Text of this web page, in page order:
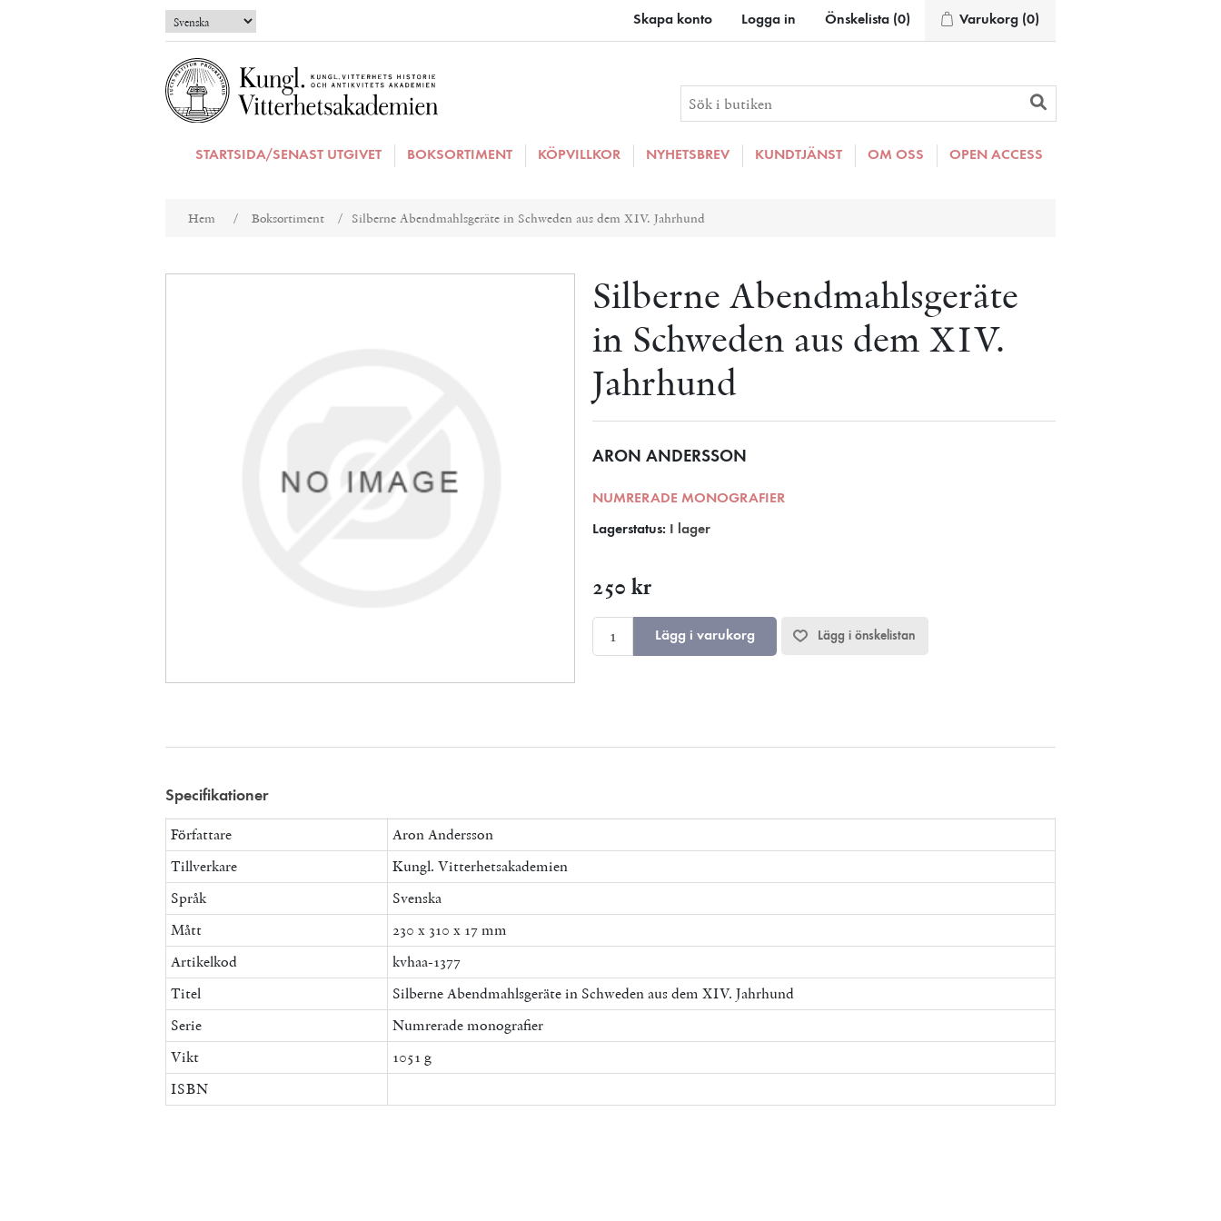
Skapa konto Logga in Önskelista (0) Varukorg (0)
STARTSIDA/SENAST UTGIVET BOKSORTIMENT KÖPVILLKOR NYHETSBREV KUNDTJÄNST OM OSS OPEN ACCESS
Hem / Boksortiment / Silberne Abendmahlsgeräte in Schweden aus dem XIV. Jahrhund
Silberne Abendmahlsgeräte
in Schweden aus dem XIV.
Jahrhund
ARON ANDERSSON
NUMRERADE MONOGRAFIER
Lagerstatus: I lager
250 kr
Lägg i varukorg Lägg i önskelistan
Specifikationer
Författare
Aron Andersson
Tillverkare
Kungl. Vitterhetsakademien
Språk
Svenska
Mått
230 x 310 x 17 mm
Artikelkod
kvhaa-1377
Titel
Silberne Abendmahlsgeräte in Schweden aus dem XIV. Jahrhund
Serie
Numrerade monografier
Vikt
1051 g
ISBN